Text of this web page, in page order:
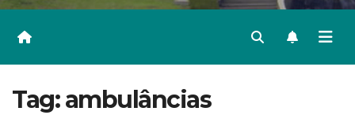
Tag:ambulâncias